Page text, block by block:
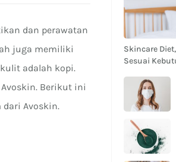
dan perawatan
juga memiliki
adalah kopi.
Berikut ini
dari Avoskin.
Skincare
Sesuai